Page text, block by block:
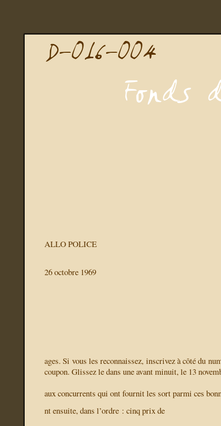
ALLO POLICE
26 octobre 1969
ages. Si vous les reconnaissez, inscrivezà côté du
coupon. Glissez le dans uneavant minuit, le 13
aux concurrents qui ont fournit les sort parmi ces
nt ensuite, dans l’ordre : cinq prix de